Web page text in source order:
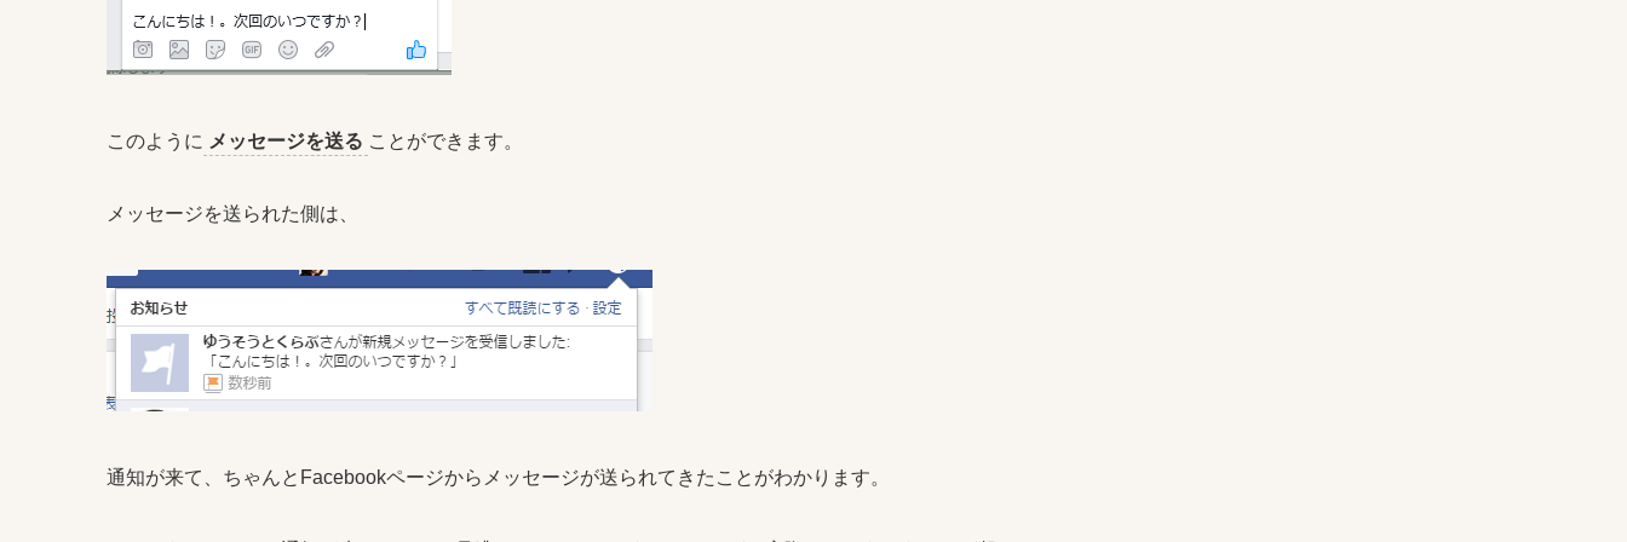
このように メッセージを送る ことができます。
メッセージを送られた側は、
通知が来て、ちゃんとFacebookページからメッセージが送られてきたことがわかります。